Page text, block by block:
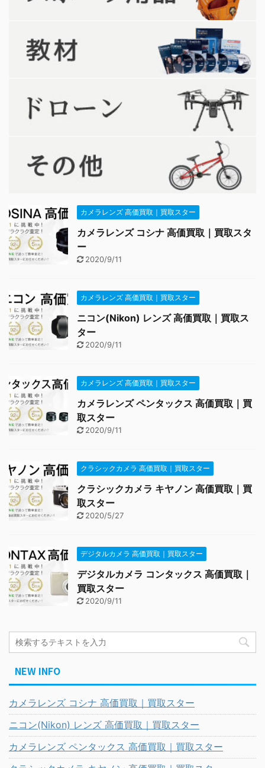
カメラレンズ 高価買取｜買取スター
カメラレンズ コシナ 高価買取｜買取スタ
ー
2020/9/11
カメラレンズ 高価買取｜買取スター
ニコン(Nikon) レンズ 高価買取｜買取ス
ター
2020/9/11
カメラレンズ 高価買取｜買取スター
カメラレンズ ペンタックス 高価買取｜買
取スター
2020/9/11
クラシックカメラ 高価買取｜買取スター
クラシックカメラ キヤノン 高価買取｜買
取スター
2020/5/27
デジタルカメラ 高価買取｜買取スター
デジタルカメラ コンタックス 高価買取｜
買取スター
2020/9/11
NEW INFO
カメラレンズ コシナ 高価買取｜買取スター
ニコン(Nikon) レンズ 高価買取｜買取スター
カメラレンズ ペンタックス 高価買取｜買取スター